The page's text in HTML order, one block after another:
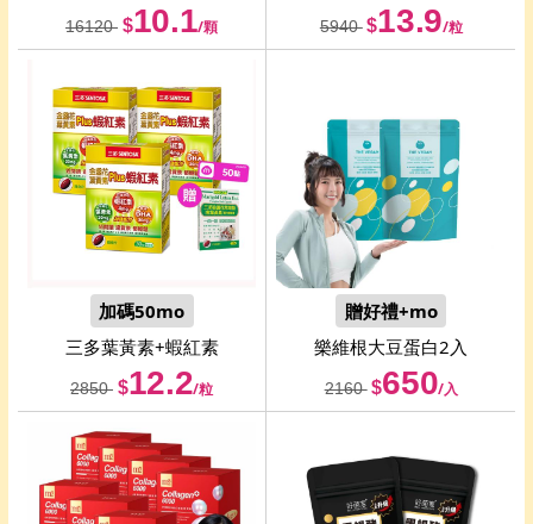
16120 $10.1/顆 5940 $13.9/粒
加碼50mo
三多葉黃素+蝦紅素
2850 $12.2/粒
贈好禮+mo
樂維根大豆蛋白2入
2160 $650/入